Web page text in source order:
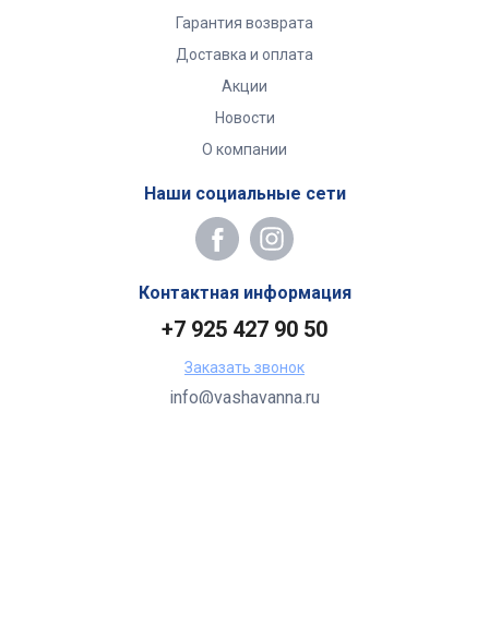
Гарантия возврата
Доставка и оплата
Акции
Новости
О компании
Наши социальные сети
Контактная информация
+7 925 427 90 50
Заказать звонок
info@vashavanna.ru